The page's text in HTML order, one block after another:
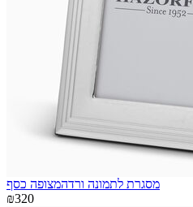
מסגרת לתמונה ורדהמצופה כסף
₪320